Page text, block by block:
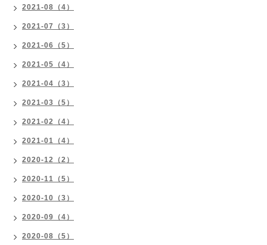
2021-08（4）
2021-07（3）
2021-06（5）
2021-05（4）
2021-04（3）
2021-03（5）
2021-02（4）
2021-01（4）
2020-12（2）
2020-11（5）
2020-10（3）
2020-09（4）
2020-08（5）